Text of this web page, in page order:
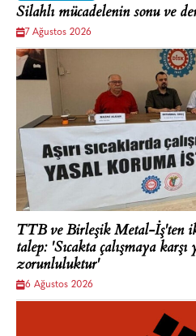
Silahlı mücadelenin sonu ve
7 Ağustos 2026
TTB ve Birleşik Metal-İş'ten
talep: 'Sıcakta çalışmaya
zorunluluktur'
6 Ağustos 2026